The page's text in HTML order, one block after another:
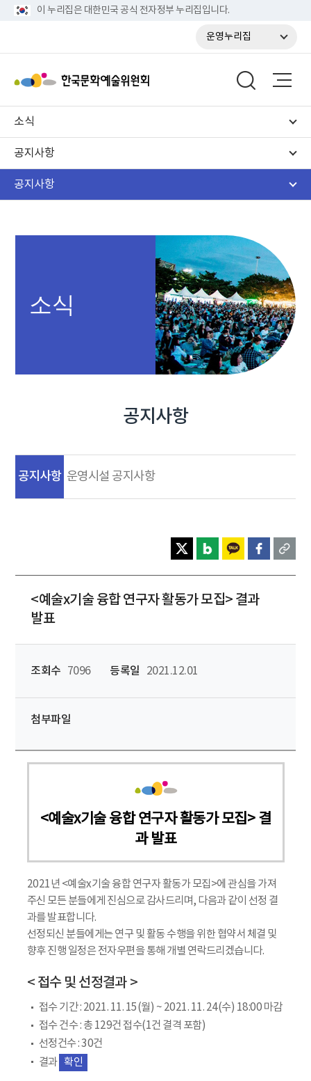
이 누리집은 대한민국 공식 전자정부 누리집입니다.
운영누리집
소식
공지사항
공지사항
소식
공지사항
공지사항 운영시설 공지사항
<예술x기술 융합 연구자 활동가 모집> 결과
발표
조회수 7096 등록일 2021.12.01
첨부파일
<예술x기술 융합 연구자 활동가 모집> 결
과 발표
2021년 <예술x기술 융합 연구자 활동가 모집>에 관심을 가져
주신 모든 분들에게 진심으로 감사드리며, 다음과 같이 선정 결
과를 발표합니다.
선정되신 분들에게는 연구 및 활동 수행을 위한 협약서 체결 및
향후 진행 일정은 전자우편을 통해 개별 연락드리겠습니다.
< 접수 및 선정결과 >
접수 기간 : 2021. 11. 15(월) ~ 2021. 11. 24(수) 18:00 마감
접수 건수 : 총 129건 접수(1건 결격 포함)
선정건수 : 30건
결과 확인